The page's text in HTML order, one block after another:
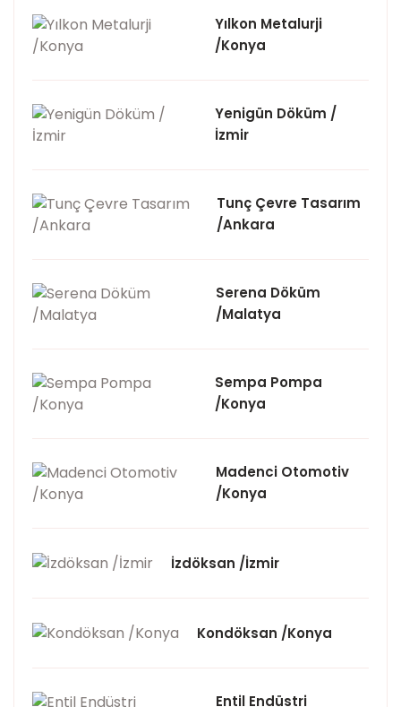
Yılkon Metalurji
/Konya
Yenigün Döküm /
İzmir
Tunç Çevre Tasarım
/Ankara
Serena Döküm
/Malatya
Sempa Pompa
/Konya
Madenci Otomotiv
/Konya
İzdöksan /İzmir
Kondöksan /Konya
Entil Endüstri